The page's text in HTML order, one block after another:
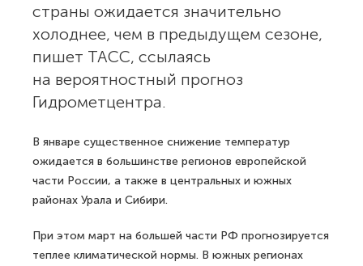
страны ожидается значительно
холоднее, чем в предыдущем сезоне,
пишет ТАСС, ссылаясь
на вероятностный прогноз
Гидрометцентра.
В январе существенное снижение температур
ожидается в большинстве регионов европейской
части России, а также в центральных и южных
районах Урала и Сибири.
При этом март на большей части РФ прогнозируется
теплее климатической нормы. В южных регионах